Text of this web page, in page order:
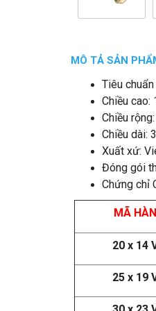
MÔ TẢ SẢN
Tiêu
Chiều cao:
Chiều
Chiều dài:
Xuất xứ:
Đóng gói
Chứng chỉ
MÃ
20 x 14
25 x 19